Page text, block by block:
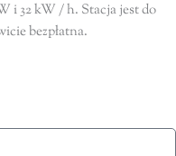
i 32 kW / h. Stacja jest do
bezpłatna.